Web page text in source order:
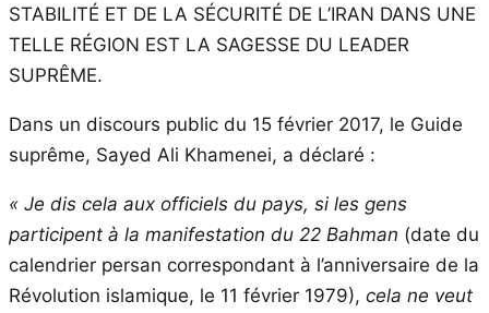
STABILITÉ ET DE LA SÉCURITÉ DE L’IRAN DANS UNE
TELLE RÉGION EST LA SAGESSE DU LEADER
SUPRÊME.
Dans un discours public du 15 février 2017, le Guide
suprême, Sayed Ali Khamenei, a déclaré :
« Je dis cela aux officiels du pays, si les gens
participent à la manifestation du 22 Bahman (date du
calendrier persan correspondant à l’anniversaire de la
Révolution islamique, le 11 février 1979), cela ne veut